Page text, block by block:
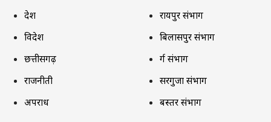
देश
विदेश
छत्तीसगढ़
राजनीती
अपराध
रायपुर संभाग
बिलासपुर संभाग
दुर्ग संभाग
सरगुजा संभाग
बस्तर संभाग